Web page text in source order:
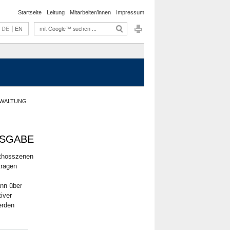
Startseite Leitung Mitarbeiter/innen Impressum
DE EN
über